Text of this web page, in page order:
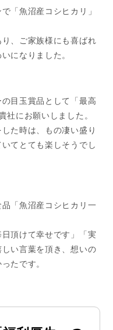
「魚沼産コシヒカリ」
、ご家族様にも喜ばれ
になりました。
目玉賞品として「最高
社にお願いしました。
た時は、もの凄い盛り
てとても楽しそうでし
「魚沼産コシヒカリ一
頂けて幸せです」「実
い言葉を頂き、想いの
たです。